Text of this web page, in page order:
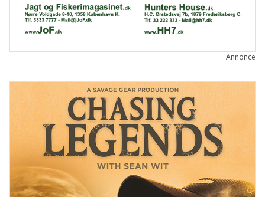
Annonce